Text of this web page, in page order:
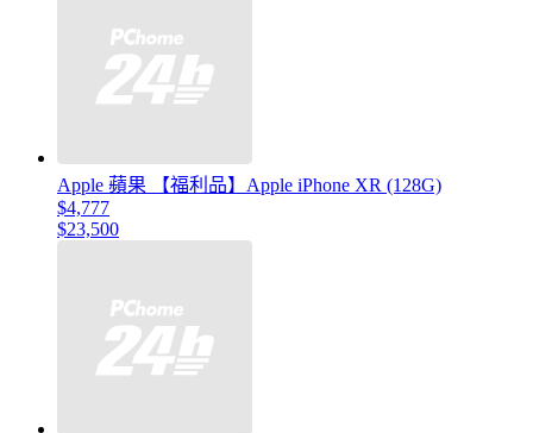
Apple 蘋果 【福利品】Apple iPhone XR (128G)
$4,777
$23,500